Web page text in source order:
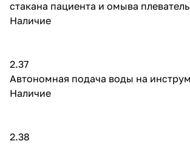
стакана пациента и омыва
Наличие
2.37
Автономная подача воды на
Наличие
2.38